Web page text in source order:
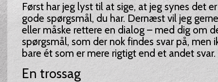
Først har jeg lyst til at sige, at jeg synes det
gode spørgsmål, du har. Dernæst vil jeg
eller måske rettere en dialog – med dig om
spørgsmål, som der nok findes svar på, men
bare ét som er mere rigtigt end et andet svar.
En trossag